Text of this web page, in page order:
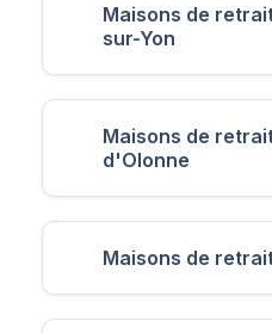
Maisons de
sur-Yon
Maisons de
d'Olonne
Maisons de